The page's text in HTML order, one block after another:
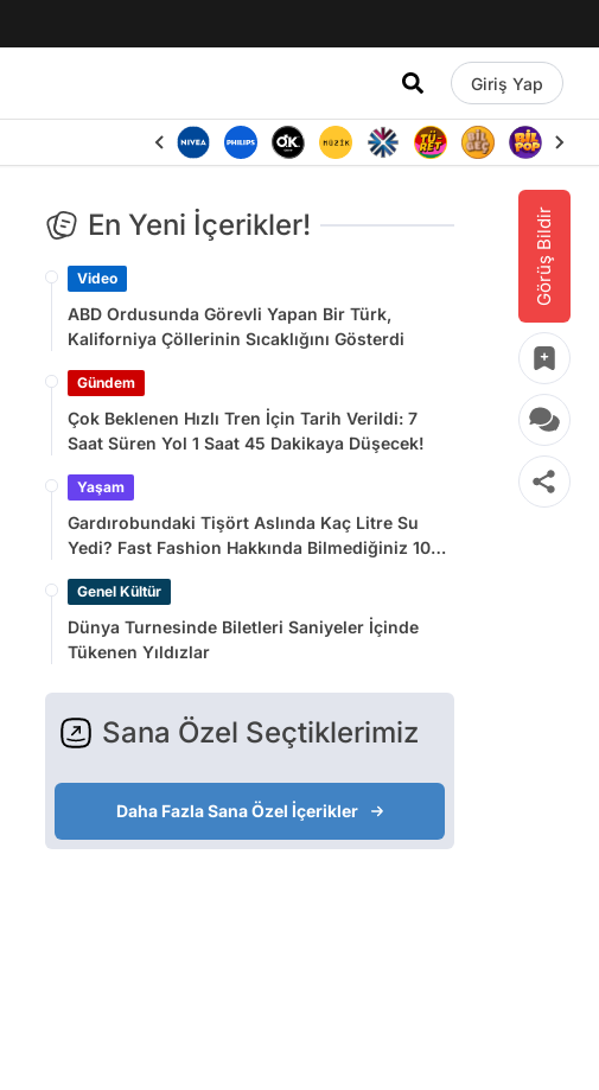
Giriş Yap
Görüş Bildir
En Yeni İçerikler!
Video
ABD Ordusunda Görevli Yapan Bir Türk,
Kaliforniya Çöllerinin Sıcaklığını Gösterdi
Gündem
Çok Beklenen Hızlı Tren İçin Tarih Verildi: 7
Saat Süren Yol 1 Saat 45 Dakikaya Düşecek!
Yaşam
Gardırobundaki Tişört Aslında Kaç Litre Su
Yedi? Fast Fashion Hakkında Bilmediğiniz 10
Genel Kültür
Dünya Turnesinde Biletleri Saniyeler İçinde
Tükenen Yıldızlar
Sana Özel Seçtiklerimiz
Daha Fazla Sana Özel İçerikler